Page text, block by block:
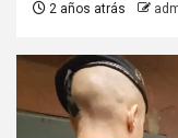
2 años atrás